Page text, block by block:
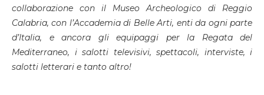
collaborazione con il Museo Archeologico di Reggio
Calabria, con l’Accademia di Belle Arti, enti da ogni parte
d’Italia, e ancora gli equipaggi per la Regata del
Mediterraneo, i salotti televisivi, spettacoli, interviste, i
salotti letterari e tanto altro!